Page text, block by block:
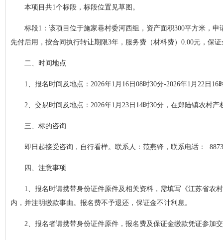
本项目共1个标段，标段位置见草图。
标段1：该项目位于施家巷村委河西组，资产面积300平方米，
先付后用，按合同执行转让期限3年，服务费（材料费）0.00元，保证
二、时间地点
1、报名时间及地点：2026年1月16日08时30分-2026年1月22日
2、交易时间及地点：2026年1月23日14时30分，在郑陆镇农村
三、标的咨询
即日起接受咨询，自行看样。联系人：范燕锋，联系电话：
四、注意事项
1、报名时请携带身份证件原件及相关资料，需填写《江苏省农
内，并注明缴款事由。报名费不予退还，保证金不计利息。
2、报名者请携带身份证件原件，报名费及保证金缴款凭证参加